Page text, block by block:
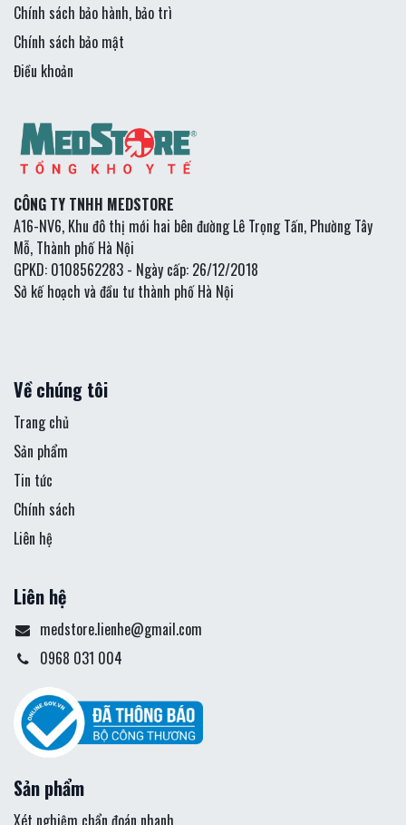
Chính sách bảo hành, bảo trì
Chính sách bảo mật
Điều khoản
CÔNG TY TNHH MEDSTORE
A16-NV6, Khu đô thị mới hai bên đường Lê Trọng Tấn, Phường Tây
Mỗ, Thành phố Hà Nội
GPKD: 0108562283 - Ngày cấp: 26/12/2018
Sở kế hoạch và đầu tư thành phố Hà Nội
Về chúng tôi
Trang chủ
Sản phẩm
Tin tức
Chính sách
Liên hệ
Liên hệ
medstore.lienhe@gmail.com
0968 031 004
Sản phẩm
Xét nghiệm chẩn đoán nhanh